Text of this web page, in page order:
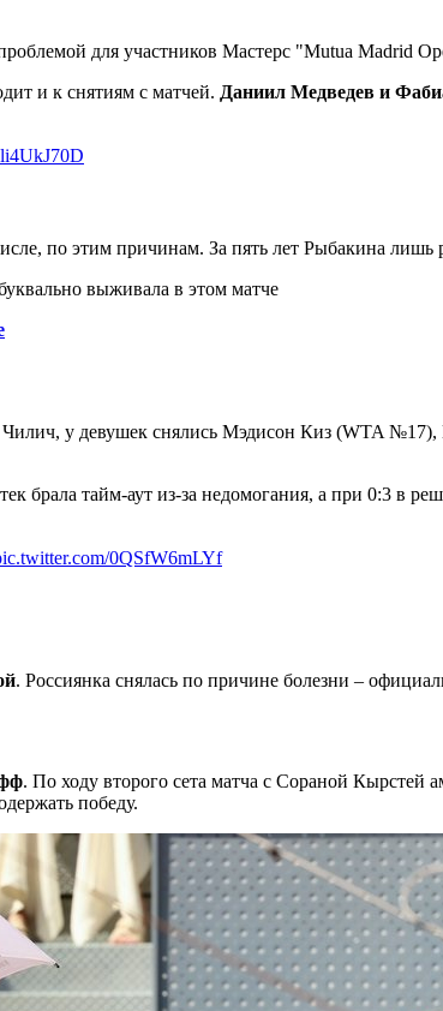
для участников Мастерс "Mutua Madrid
и к снятиям с матчей. Даниил Медведев и
по этим причинам. За пять лет Рыбакина лишь
выживала в этом матче
Чилич, у девушек снялись Мэдисон Киз (WTA
брала тайм-аут из-за недомогания, а при 0:3 в
0QSfW6mLYf
. Россиянка снялась по причине болезни –
. По ходу второго сета матча с Сораной Кырстей
победу.